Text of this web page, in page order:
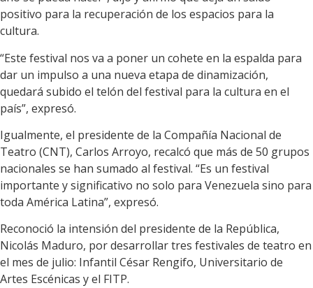
positivo para la recuperación de los espacios para la
cultura.
“Este festival nos va a poner un cohete en la espalda para
dar un impulso a una nueva etapa de dinamización,
quedará subido el telón del festival para la cultura en el
país”, expresó.
Igualmente, el presidente de la Compañía Nacional de
Teatro (CNT), Carlos Arroyo, recalcó que más de 50 grupos
nacionales se han sumado al festival. “Es un festival
importante y significativo no solo para Venezuela sino para
toda América Latina”, expresó.
Reconoció la intensión del presidente de la República,
Nicolás Maduro, por desarrollar tres festivales de teatro en
el mes de julio: Infantil César Rengifo, Universitario de
Artes Escénicas y el FITP.